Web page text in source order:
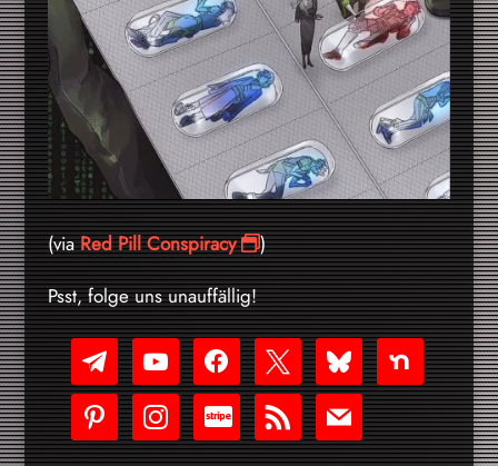
(viaRed Pill Conspiracy
)
Psst, folge uns unauffällig!
telegramyoutube-
play
facebookx blueskynextdoor
pinterestinstagram
cc-
stripe
rss mail